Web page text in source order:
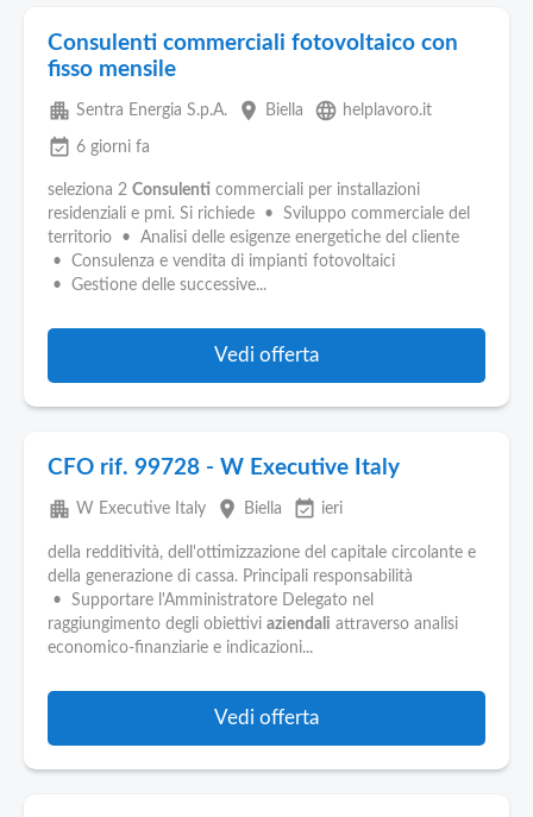
Consulenti commerciali fotovoltaico con
fisso mensile
apartment Sentra Energia S.p.A. place Biella language helplavoro.it
event_available 6 giorni fa
seleziona 2 Consulenti commerciali per installazioni
residenziali e pmi. Si richiede • Sviluppo commerciale del
territorio • Analisi delle esigenze energetiche del cliente
• Consulenza e vendita di impianti fotovoltaici
• Gestione delle successive...
Vedi offerta
CFO rif. 99728 - W Executive Italy
apartment W Executive Italy place Biella event_available ieri
della redditività, dell'ottimizzazione del capitale circolante e
della generazione di cassa. Principali responsabilità
• Supportare l'Amministratore Delegato nel
raggiungimento degli obiettivi aziendali attraverso analisi
economico-finanziarie e indicazioni...
Vedi offerta